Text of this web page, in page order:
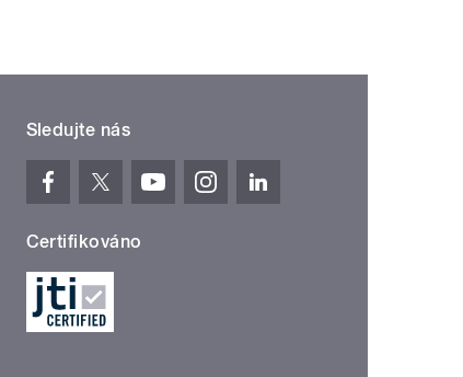
Sledujte nás
Certifikováno